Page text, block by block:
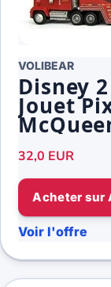
VOLIBEAR
Disney
Jouet
Model
32,0 EUR
Acheter sur
Voir l'offre